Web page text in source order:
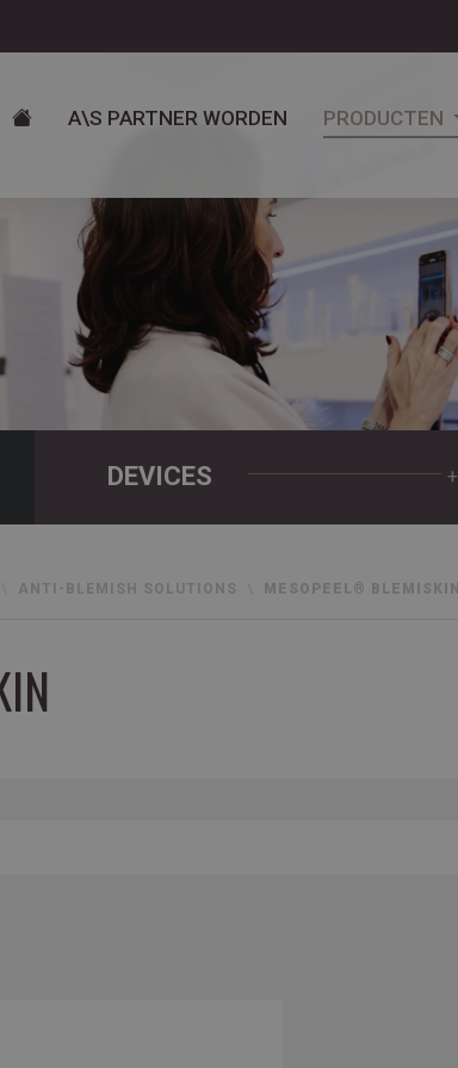
A\S PARTNER WORDEN PRODUCTEN
DEVICES +
ANTI-BLEMISH SOLUTIONS MESOPEEL® BLEMISKIN